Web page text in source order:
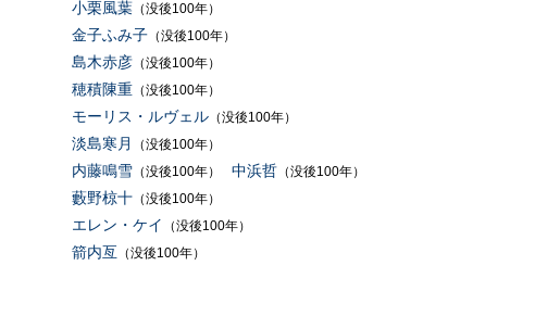
小栗風葉 （没後100年）
金子ふみ子 （没後100年）
島木赤彦 （没後100年）
穂積陳重 （没後100年）
モーリス・ルヴェル （没後100年）
淡島寒月 （没後100年）
内藤鳴雪 （没後100年） 中浜哲 （没後100年）
藪野椋十 （没後100年）
エレン・ケイ （没後100年）
箭内亙 （没後100年）